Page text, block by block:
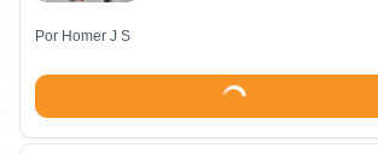
Por Homer J S